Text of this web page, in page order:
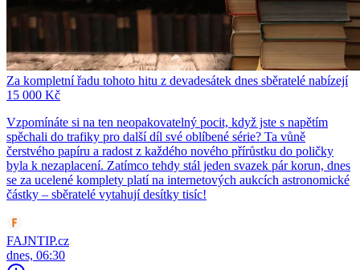
Za kompletní řadu tohoto hitu z devadesátek dnes sběratelé nabízejí
15 000 Kč
Vzpomínáte si na ten neopakovatelný pocit, když jste s napětím
spěchali do trafiky pro další díl své oblíbené série? Ta vůně
čerstvého papíru a radost z každého nového přírůstku do poličky
byla k nezaplacení. Zatímco tehdy stál jeden svazek pár korun, dnes
se za ucelené komplety platí na internetových aukcích astronomické
částky – sběratelé vytahují desítky tisíc!
FAJNTIP.cz
dnes, 06:30